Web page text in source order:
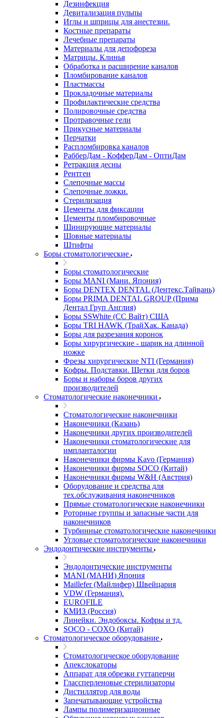
Дезинфекция
Девитализация пульпы
Иглы и шприцы для анестезии.
Костные препараты
Лечебные препараты
Материалы для депофореза
Матрицы. Клинья
Обработка и расширение каналов
Пломбирование каналов
Пластмассы
Прокладочные материалы
Профилактические средства
Полировочные средства
Протравочные гели
Прикусные материалы
Перчатки
Распломбировка каналов
РабберДам - КофферДам - ОптиДам
Ретракция десны
Рентген
Слепочные массы
Слепочные ложки.
Стерилизация
Цементы для фиксации
Цементы пломбировочные
Шинирующие материалы
Шовные материалы
Штифты
Боры стоматологические
Боры стоматологические
Боры MANI (Мани. Япония)
Боры DENTEX DENTAL (Дентекс.Тайвань)
Боры PRIMA DENTAL GROUP (Прима
Дентал Груп Англия)
Боры SSWhite (СС Вайт) США
Боры TRI HAWK (ТрайХак. Канада)
Боры для разрезания коронок
Боры хирургические - шарик на длинной
ножке
Фрезы хирургические NTI (Германия)
Кофры. Подставки. Щетки для боров
Боры и наборы боров других
производителей
Стоматологические наконечники
Стоматологические наконечники
Наконечники (Казань)
Наконечники других производителей
Наконечники стоматологические для
импланталогии
Наконечники фирмы Kavo (Германия)
Наконечники фирмы SOCO (Китай)
Наконечники фирмы W&H (Австрия)
Оборудование и средства для
тех.обслуживания наконечников
Прямые стоматологические наконечники
Роторные группы и запасные части для
наконечников
Турбинные стоматологические наконечники
Угловые стоматологические наконечники
Эндодонтические инструменты
Эндодонтические инструменты
MANI (МАНИ) Япония
Maillefer (Майлифер) Швейцария
VDW (Германия).
EUROFILE
КМИЗ (Россия)
Линейки. Эндобоксы. Кофры и тд.
SOCO - COXO (Китай)
Стоматологическое оборудование
Стоматологическое оборудование
Апекслокаторы
Аппарат для обрезки гуттаперчи
Глассперленовые стерилизаторы
Дистиллятор для воды
Запечатывающие устройства
Лампы полимеризационные